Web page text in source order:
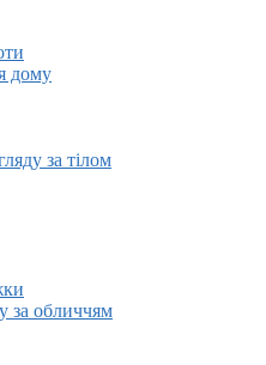
дому
за тілом
за обличчям